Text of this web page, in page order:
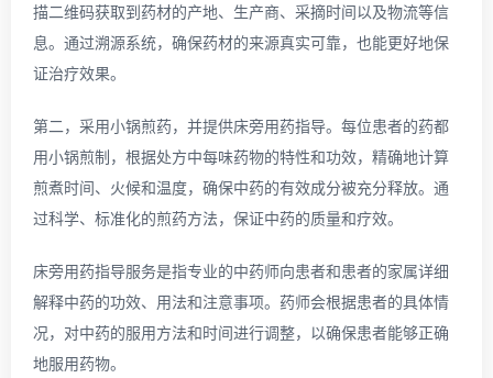
描二维码获取到药材的产地、生产商、采摘时间以及物流等信
息。通过溯源系统，确保药材的来源真实可靠，也能更好地保
证治疗效果。
第二，采用小锅煎药，并提供床旁用药指导。每位患者的药都
用小锅煎制，根据处方中每味药物的特性和功效，精确地计算
煎煮时间、火候和温度，确保中药的有效成分被充分释放。通
过科学、标准化的煎药方法，保证中药的质量和疗效。
床旁用药指导服务是指专业的中药师向患者和患者的家属详细
解释中药的功效、用法和注意事项。药师会根据患者的具体情
况，对中药的服用方法和时间进行调整，以确保患者能够正确
地服用药物。